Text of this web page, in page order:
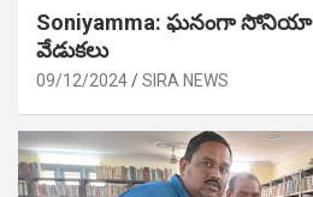
Soniyamma: ఘ‌నంగా సోనియా
వేడుక‌లు
09/12/2024 SIRA NEWS